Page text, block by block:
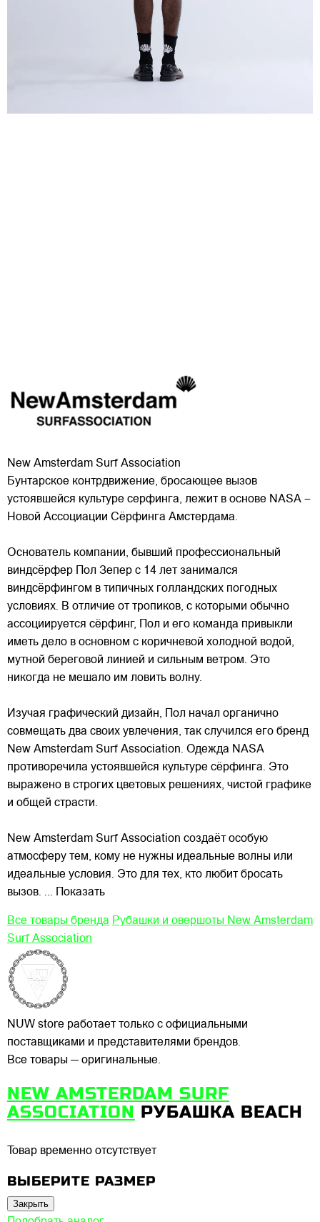
New Amsterdam Surf Association
Бунтарское контрдвижение, бросающее вызов
устоявшейся культуре серфинга, лежит в основе NASA –
Новой Ассоциации Сёрфинга Амстердама.
Основатель компании, бывший профессиональный
виндсёрфер Пол Зепер с 14 лет занимался
виндсёрфингом в типичных голландских погодных
условиях. В отличие от тропиков, с которыми обычно
ассоциируется сёрфинг, Пол и его команда привыкли
иметь дело в основном с коричневой холодной водой,
мутной береговой линией и сильным ветром. Это
никогда не мешало им ловить волну.
Изучая графический дизайн, Пол начал органично
совмещать два своих увлечения, так случился его бренд
New Amsterdam Surf Association. Одежда NASA
противоречила устоявшейся культуре сёрфинга. Это
выражено в строгих цветовых решениях, чистой графике
и общей страсти.
New Amsterdam Surf Association создаёт особую
атмосферу тем, кому не нужны идеальные волны или
идеальные условия. Это для тех, кто любит бросать
вызов. ... Показать
Все товары бренда Рубашки и овершоты New Amsterdam
Surf Association
NUW store работает только с официальными
поставщиками и представителями брендов.
Все товары — оригинальные.
NEW AMSTERDAM SURF
ASSOCIATION РУБАШКА BEACH
Товар временно отсутствует
ВЫБЕРИТЕ РАЗМЕР
Закрыть